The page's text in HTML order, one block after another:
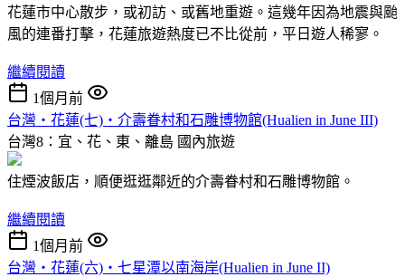
花蓮市中心散步，或初訪、或舊地重遊。這幾年因為地震與颱
風的連番打擊，花蓮旅遊熱度已不比從前，平日遊人稀寥。
繼續閱讀
1個月前
台灣‧花蓮(七)‧介壽眷村和石雕博物館(Hualien in June III)
台灣8：宜、花、東、離島 國內旅遊
住煙波飯店，順便逛逛鄰近的介壽眷村和石雕博物館。
繼續閱讀
1個月前
台灣‧花蓮(六)‧七星潭以南海岸(Hualien in June II)